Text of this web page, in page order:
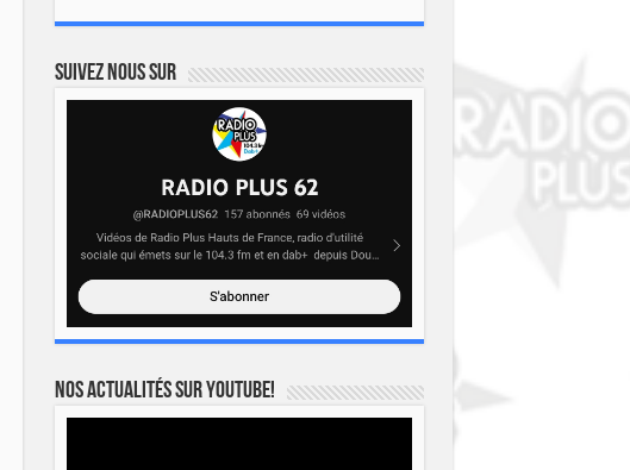
Suivez nous sur
Nos actualités sur YOUTUBE!